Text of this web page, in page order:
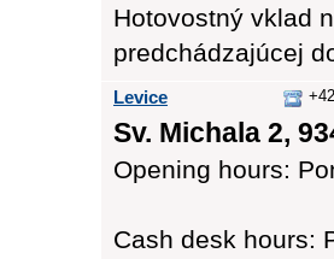
Hotovostný vklad
predchádzajúcej
Levice
Sv. Michala 2,
Opening hours:
Cash desk hours: